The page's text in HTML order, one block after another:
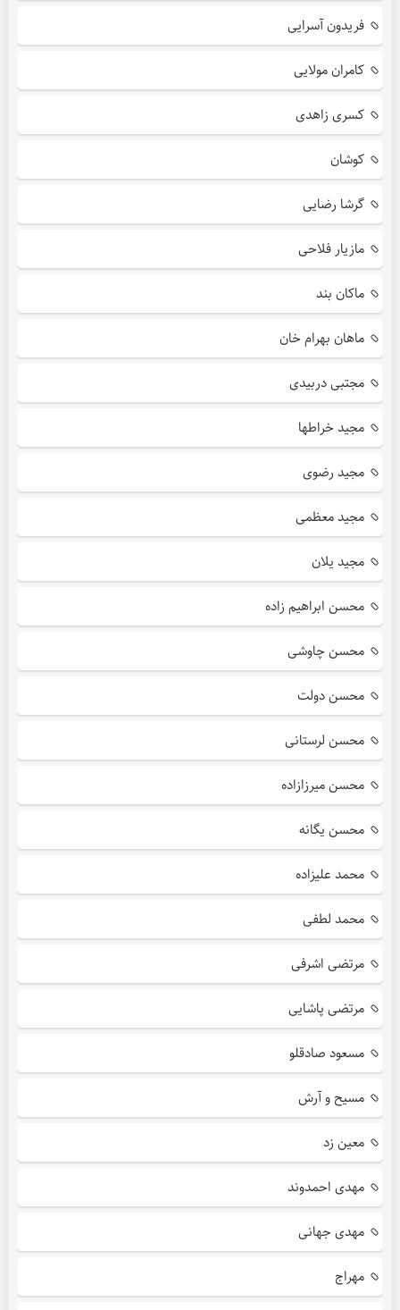
فریدون آسرایی
کامران مولایی
کسری زاهدی
کوشان
گرشا رضایی
مازیار فلاحی
ماکان بند
ماهان بهرام خان
مجتبی دربیدی
مجید خراطها
مجید رضوی
مجید معظمی
مجید یلان
محسن ابراهیم زاده
محسن چاوشی
محسن دولت
محسن لرستانی
محسن میرزازاده
محسن یگانه
محمد علیزاده
محمد لطفی
مرتضی اشرفی
مرتضی پاشایی
مسعود صادقلو
مسیح و آرش
معین زد
مهدی احمدوند
مهدی جهانی
مهراج